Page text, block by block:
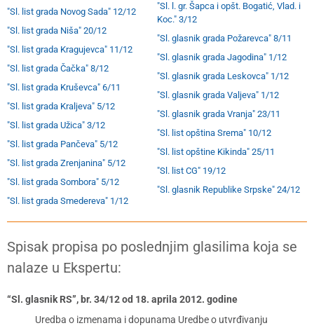
"Sl. list grada Novog Sada" 12/12
"Sl. list grada Niša" 20/12
"Sl. list grada Kragujevca" 11/12
"Sl. list grada Čačka" 8/12
"Sl. list grada Kruševca" 6/11
"Sl. list grada Kraljeva" 5/12
"Sl. list grada Užica" 3/12
"Sl. list grada Pančeva" 5/12
"Sl. list grada Zrenjanina" 5/12
"Sl. list grada Sombora" 5/12
"Sl. list grada Smedereva" 1/12
"Sl. l. gr. Šapca i opšt. Bogatić, Vlad. i
Koc." 3/12
"Sl. glasnik grada Požarevca" 8/11
"Sl. glasnik grada Jagodina" 1/12
"Sl. glasnik grada Leskovca" 1/12
"Sl. glasnik grada Valjeva" 1/12
"Sl. glasnik grada Vranja" 23/11
"Sl. list opština Srema" 10/12
"Sl. list opštine Kikinda" 25/11
"Sl. list CG" 19/12
"Sl. glasnik Republike Srpske" 24/12
Spisak propisa po poslednjim glasilima koja se
nalaze u Ekspertu:
“Sl. glasnik RS”, br. 34/12 od 18. aprila 2012. godine
Uredba o izmenama i dopunama Uredbe o utvrđivanju